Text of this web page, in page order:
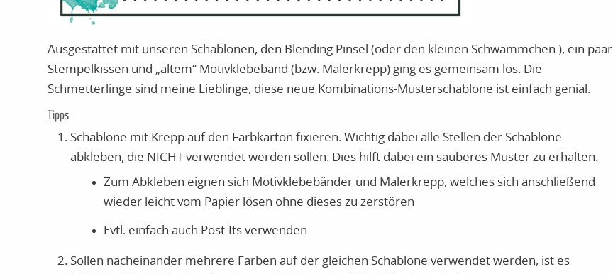
Ausgestattet mit unseren Schablonen, den Blending Pinsel (oder den kleinen Schwämmchen ), ein paar
Stempelkissen und „altem“ Motivklebeband (bzw. Malerkrepp) ging es gemeinsam los. Die
Schmetterlinge sind meine Lieblinge, diese neue Kombinations-Musterschablone ist einfach genial.
Tipps
Schablone mit Krepp auf den Farbkarton fixieren. Wichtig dabei alle Stellen der Schablone
abkleben, die NICHT verwendet werden sollen. Dies hilft dabei ein sauberes Muster zu erhalten.
Zum Abkleben eignen sich Motivklebebänder und Malerkrepp, welches sich anschließend
wieder leicht vom Papier lösen ohne dieses zu zerstören
Evtl. einfach auch Post-Its verwenden
Sollen nacheinander mehrere Farben auf der gleichen Schablone verwendet werden, ist es